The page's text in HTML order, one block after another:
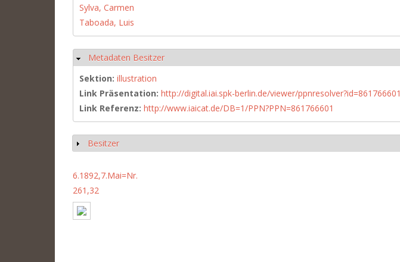
Sylva, Carmen
Taboada, Luis
Hide
Metadaten Besitzer
Sektion: illustration
Link Präsentation: http://digital.iai.spk-berlin.de/viewer/ppnresolver?id=861766601
Link Referenz: http://www.iaicat.de/DB=1/PPN?PPN=861766601
Show
Besitzer
6.1892,7.Mai=Nr.
261,32